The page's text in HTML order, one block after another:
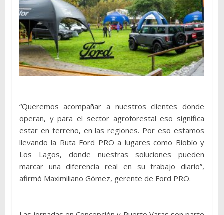
“Queremos acompañar a nuestros clientes donde
operan, y para el sector agroforestal eso significa
estar en terreno, en las regiones. Por eso estamos
llevando la Ruta Ford PRO a lugares como Biobío y
Los Lagos, donde nuestras soluciones pueden
marcar una diferencia real en su trabajo diario”,
afirmó Maximiliano Gómez, gerente de Ford PRO.